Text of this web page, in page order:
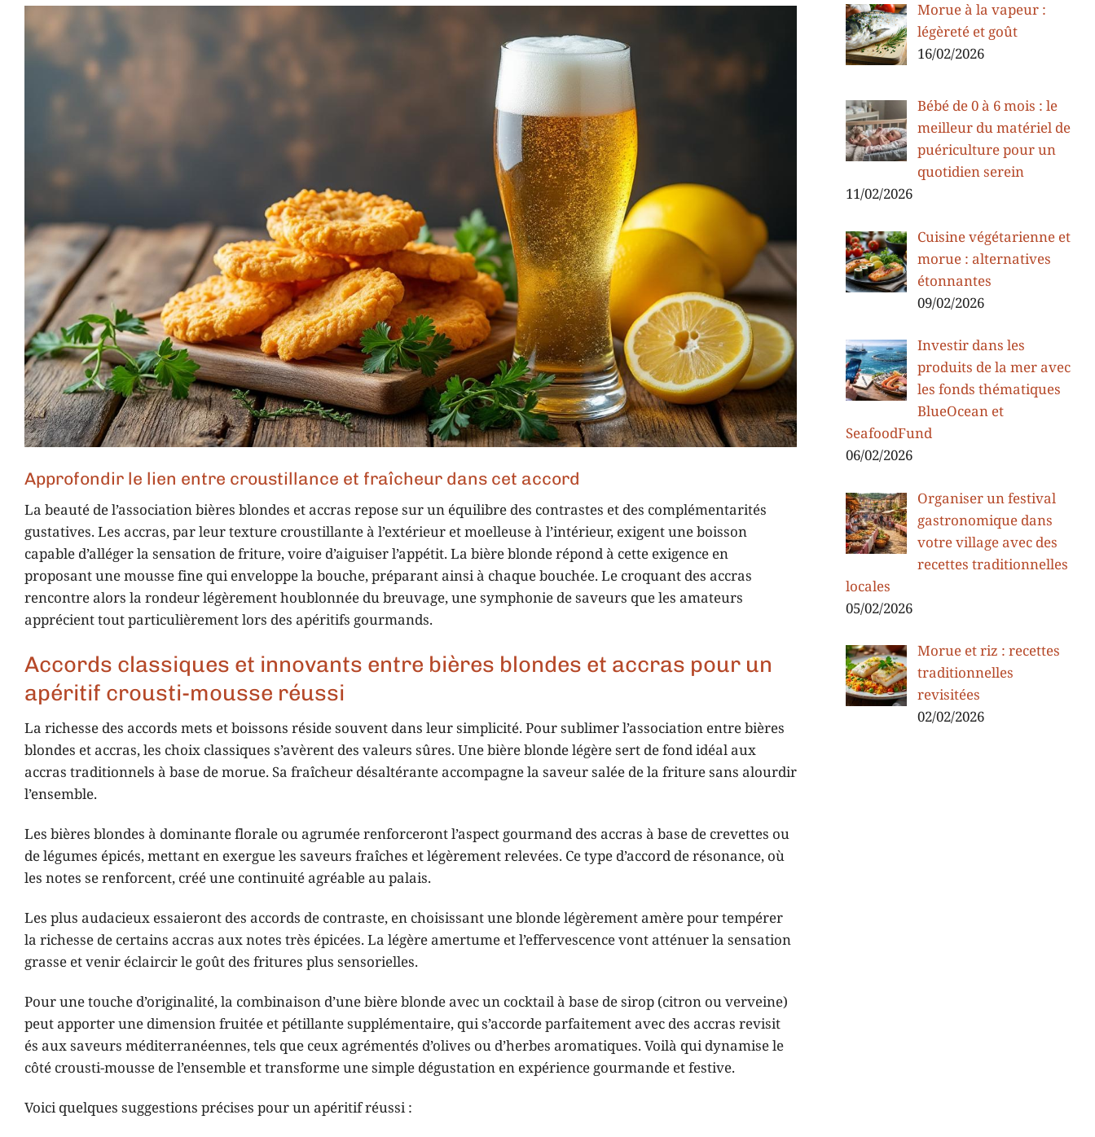
Approfondir le lien entre croustillance et fraîcheur dans cet accord
La beauté de l’association bières blondes et accras repose sur un équilibre des contrastes et des complémentarités
gustatives. Les accras, par leur texture croustillante à l’extérieur et moelleuse à l’intérieur, exigent une boisson
capable d’alléger la sensation de friture, voire d’aiguiser l’appétit. La bière blonde répond à cette exigence en
proposant une mousse fine qui enveloppe la bouche, préparant ainsi à chaque bouchée. Le croquant des accras
rencontre alors la rondeur légèrement houblonnée du breuvage, une symphonie de saveurs que les amateurs
apprécient tout particulièrement lors des apéritifs gourmands.
Accords classiques et innovants entre bières blondes et accras pour un
apéritif crousti-mousse réussi
La richesse des accords mets et boissons réside souvent dans leur simplicité. Pour sublimer l’association entre bières
blondes et accras, les choix classiques s’avèrent des valeurs sûres. Une bière blonde légère sert de fond idéal aux
accras traditionnels à base de morue. Sa fraîcheur désaltérante accompagne la saveur salée de la friture sans alourdir
l’ensemble.
Les bières blondes à dominante florale ou agrumée renforceront l’aspect gourmand des accras à base de crevettes ou
de légumes épicés, mettant en exergue les saveurs fraîches et légèrement relevées. Ce type d’accord de résonance, où
les notes se renforcent, créé une continuité agréable au palais.
Les plus audacieux essaieront des accords de contraste, en choisissant une blonde légèrement amère pour tempérer
la richesse de certains accras aux notes très épicées. La légère amertume et l’effervescence vont atténuer la sensation
grasse et venir éclaircir le goût des fritures plus sensorielles.
Pour une touche d’originalité, la combinaison d’une bière blonde avec un cocktail à base de sirop (citron ou verveine)
peut apporter une dimension fruitée et pétillante supplémentaire, qui s’accorde parfaitement avec des accras revisit
és aux saveurs méditerranéennes, tels que ceux agrémentés d’olives ou d’herbes aromatiques. Voilà qui dynamise le
côté crousti-mousse de l’ensemble et transforme une simple dégustation en expérience gourmande et festive.
Voici quelques suggestions précises pour un apéritif réussi :
Morue à la vapeur :
légèreté et goût
16/02/2026
Bébé de 0 à 6 mois : le
meilleur du matériel de
puériculture pour un
quotidien serein
11/02/2026
Cuisine végétarienne et
morue : alternatives
étonnantes
09/02/2026
Investir dans les
produits de la mer avec
les fonds thématiques
BlueOcean et
SeafoodFund
06/02/2026
Organiser un festival
gastronomique dans
votre village avec des
recettes traditionnelles
locales
05/02/2026
Morue et riz : recettes
traditionnelles
revisitées
02/02/2026